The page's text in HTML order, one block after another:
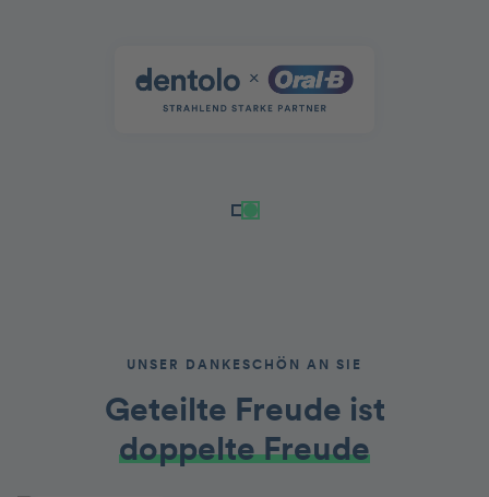
UNSER DANKESCHÖN AN SIE
Geteilte Freude ist
doppelte Freude